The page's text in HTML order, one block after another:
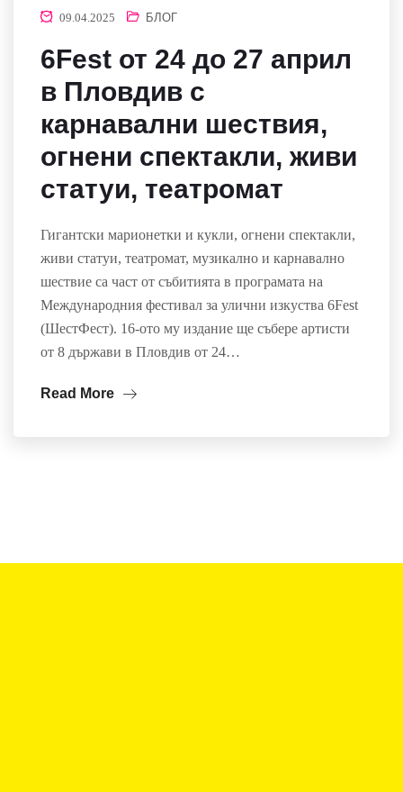
09.04.2025 БЛОГ
6Fest от 24 до 27 април
в Пловдив с
карнавални шествия,
огнени спектакли, живи
статуи, театромат
Гигантски марионетки и кукли, огнени спектакли,
живи статуи, театромат, музикално и карнавално
шествие са част от събитията в програмата на
Международния фестивал за улични изкуства 6Fest
(ШестФест). 16-ото му издание ще събере артисти
от 8 държави в Пловдив от 24…
Read More